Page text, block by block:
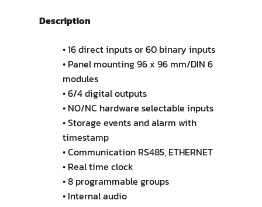
Description
• 16 direct inputs or 60 binary inputs
• Panel mounting 96 x 96 mm/DIN 6
modules
• 6/4 digital outputs
• NO/NC hardware selectable inputs
• Storage events and alarm with
timestamp
• Communication RS485, ETHERNET
• Real time clock
• 8 programmable groups
• Internal audio